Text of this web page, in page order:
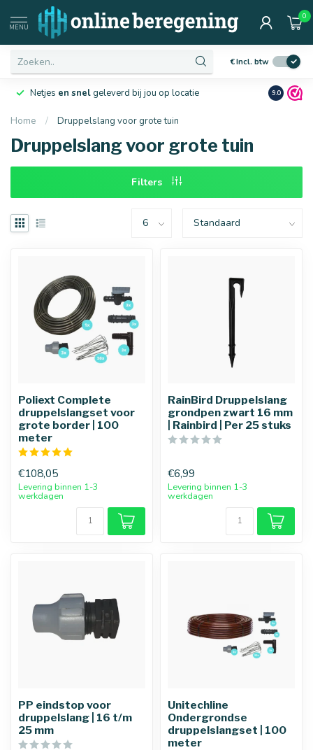
MENU
0
€Incl. btw
Netjes en snelgeleverd bij jou op locatie Ruim10
9.0
Home / Druppelslang voor grote tuin
Druppelslang voor grote tuin
Filters
Poliext Complete
druppelslangset voor
grote border | 100
meter
€108,05
Levering binnen 1-3
werkdagen
RainBird Druppelslang
grondpen zwart 16 mm
| Rainbird | Per 25 stuks
€6,99
Levering binnen 1-3
werkdagen
PP eindstop voor
druppelslang | 16 t/m
25 mm
Unitechline
Ondergrondse
druppelslangset | 100
meter
Afmetingen
16 mm 20 mm